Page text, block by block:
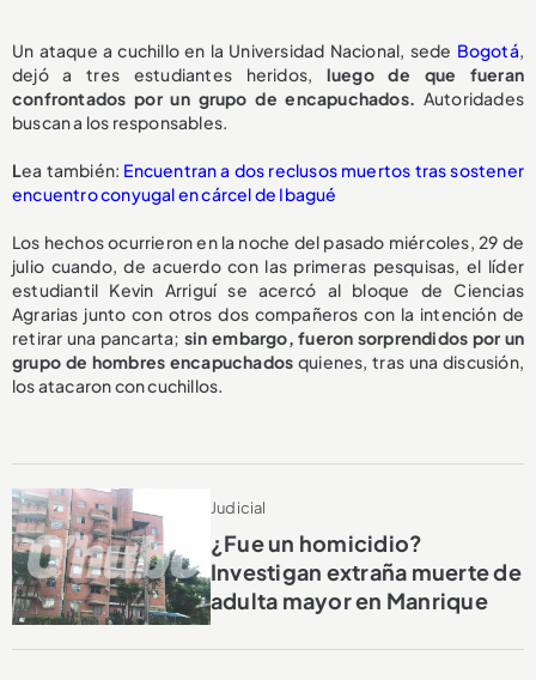
Un ataque a cuchillo en la Universidad Nacional, sede Bogotá,
dejó a tres estudiantes heridos, luego de que fueran
confrontados por un grupo de encapuchados. Autoridades
buscan a los responsables.
Lea también: Encuentran a dos reclusos muertos tras sostener
encuentro conyugal en cárcel de Ibagué
Los hechos ocurrieron en la noche del pasado miércoles, 29 de
julio cuando, de acuerdo con las primeras pesquisas, el líder
estudiantil Kevin Arriguí se acercó al bloque de Ciencias
Agrarias junto con otros dos compañeros con la intención de
retirar una pancarta;sin embargo, fueron sorprendidos por un
grupo de hombres encapuchados quienes, tras una discusión,
los atacaron con cuchillos.
Judicial
¿Fue un homicidio?
Investigan extraña muerte de
adulta mayor en Manrique